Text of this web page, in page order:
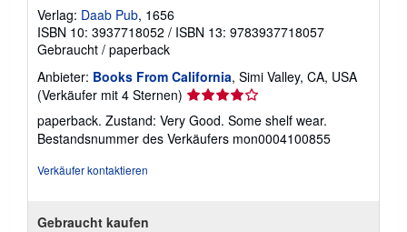
Verlag: Daab Pub, 1656
ISBN 10: 3937718052 / ISBN 13: 9783937718057
Gebraucht / paperback
Anbieter: Books From California, Simi Valley, CA, USA
(Verkäufer mit 4 Sternen) Verkäuferbewertung
4
von
5
paperback. Zustand: Very Good. Some shelf wear.
Bestandsnummer des Verkäufers mon0004100855
Verkäufer kontaktieren
Gebraucht kaufen